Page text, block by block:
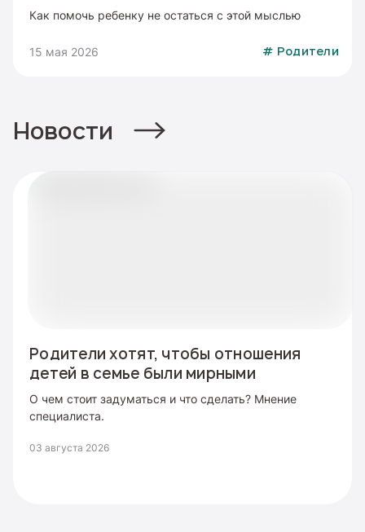
Как помочь ребенку не остаться с этой мыслью
15 мая 2026 # Родители
Новости
Родители хотят, чтобы отношения
детей в семье были мирными
О чем стоит задуматься и что сделать? Мнение
специалиста.
03 августа 2026